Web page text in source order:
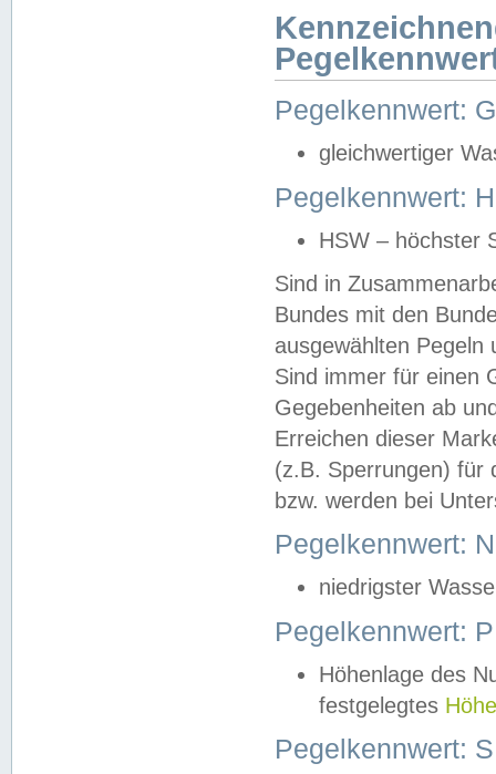
Pegelkennwert:
gleichwertiger
Pegelkennwert:
HSW – höchster
Sind in
Bundes mit den
ausgewählten
Sind immer für einen
Gegebenheiten ab
Erreichen dieser
(z.B. Sperrungen) für
bzw. werden bei
Pegelkennwert:
niedrigster
Pegelkennwert:
Höhenlage des
festgelegtes
Pegelkennwert: